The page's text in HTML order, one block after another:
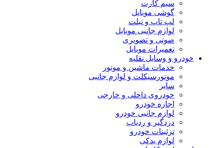
سیم کارت
گوشی موبایل
لپ تاپ و تبلت
لوازم جانبی موبایل
صوتی و تصویری
تعمیرات موبایل
خودرو و وسایل نقلیه
خدمات ماشین و موتور
موتورسیکلت و لوازم جانبی
سایر
خودروی داخلی و خارجی
اجاره خودرو
لوازم جانبی خودرو
دزدگیر و ردیاب
تزئینات خودرو
لوازم یدکی